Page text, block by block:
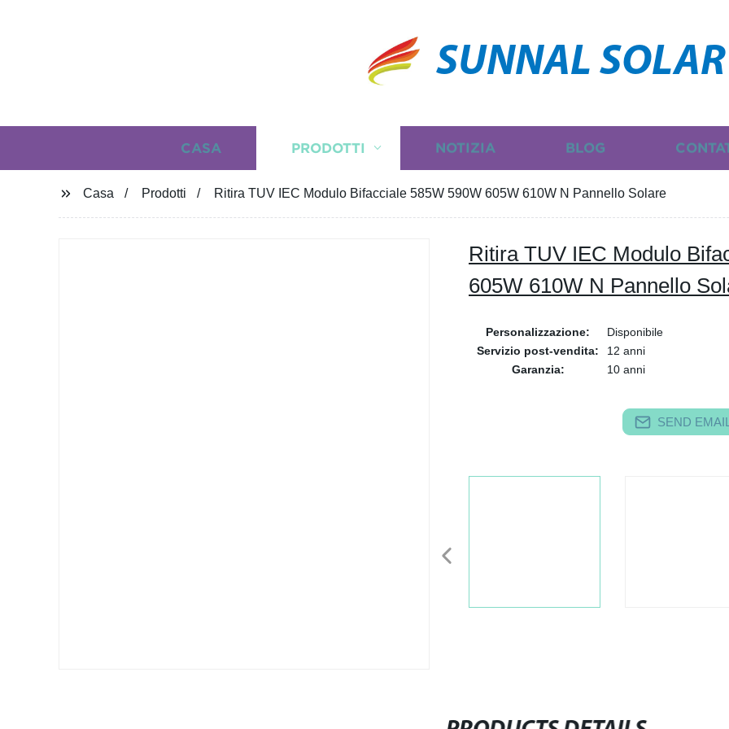
SUNNAL SOLAR
CASA PRODOTTI NOTIZIA BLOG
Casa Prodotti Ritira TUV IEC Modulo Bifacciale 585W 590W 605W 610W N Pannello Solare
Ritira TUV IEC Modulo
605W 610W N Pannello
Personalizzazione:
Disponibile
Servizio post-vendita:
12 anni
Garanzia:
10 anni
SEND